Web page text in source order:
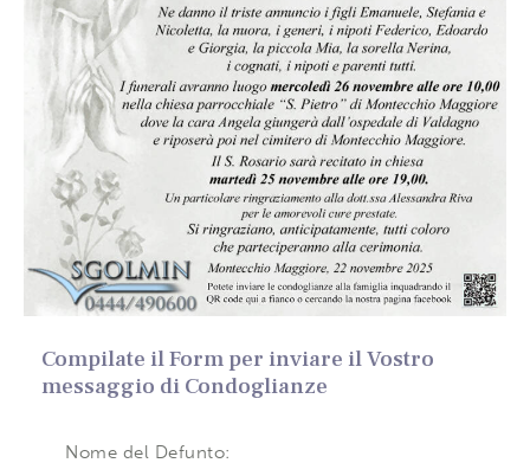
Compilate il Form per inviare il Vostro
messaggio di Condoglianze